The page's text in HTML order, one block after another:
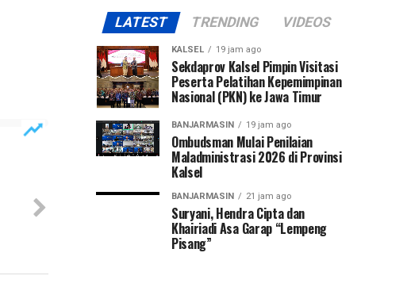
LATEST TRENDING VIDEOS
KALSEL 19 jam ago
Sekdaprov Kalsel Pimpin Visitasi
Peserta Pelatihan Kepemimpinan
Nasional (PKN) ke Jawa Timur
BANJARMASIN 19 jam ago
Ombudsman Mulai Penilaian
Maladministrasi 2026 di Provinsi
Kalsel
BANJARMASIN 21 jam ago
Suryani, Hendra Cipta dan
Khairiadi Asa Garap “Lempeng
Pisang”